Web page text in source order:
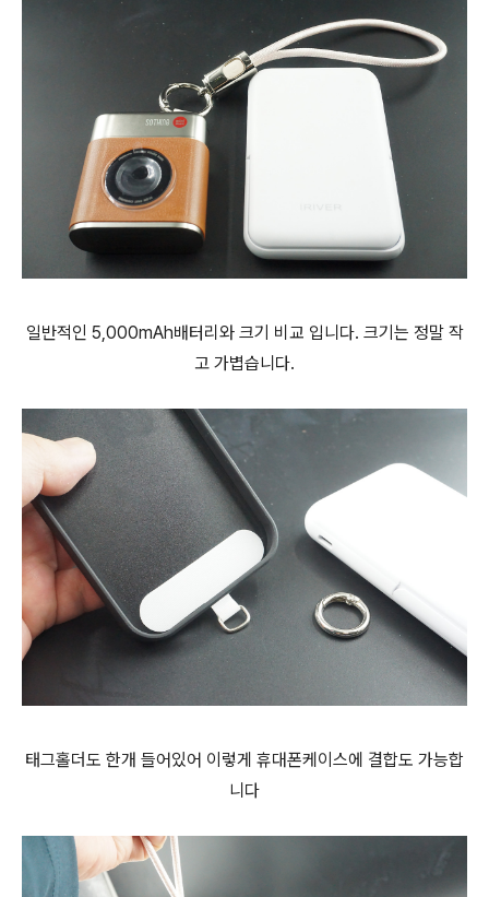
일반적인 5,000mAh배터리와 크기 비교 입니다. 크기는 정말 작
고 가볍습니다.
태그홀더도 한개 들어있어 이렇게 휴대폰케이스에 결합도 가능합
니다